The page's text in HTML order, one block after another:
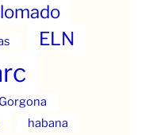
ELN
Gorgona
habana